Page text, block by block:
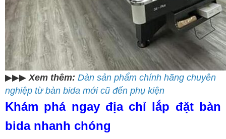
▶▶▶ Xem thêm: Dàn sản phẩm chính hãng chuyên
nghiệp từ bàn bida mới cũ đến phụ kiện
Khám phá ngay địa chỉ lắp đặt bàn
bida nhanh chóng